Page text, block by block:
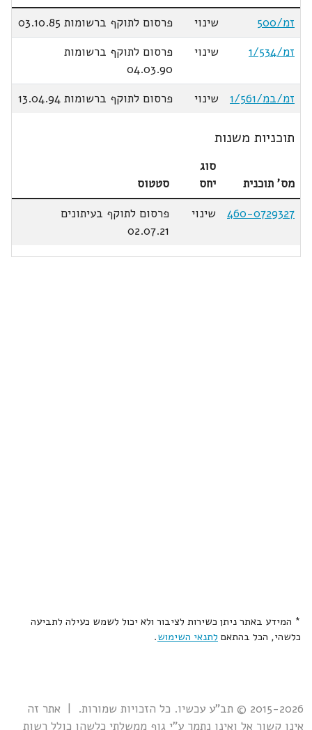
זמ/500
שינוי
פרסום לתוקף ברשומות 03.10.85
זמ/1/534
שינוי
פרסום לתוקף ברשומות
04.03.90
זמ/במ/1/561
שינוי פרסום לתוקף ברשומות 13.04.94
תוכניות משנות
מס' תוכנית
סוג
יחס
סטטוס
460-0729327
שינוי
פרסום לתוקף בעיתונים
02.07.21
* המידע באתר ניתן כשירות לציבור ולא יכול לשמש כעילה לתביעה
כלשהי, הכל בהתאם לתנאי השימוש.
2015-2026 © תב"ע עכשיו. כל הזכויות שמורות. | אתר זה
אינו קשור אל ואינו נתמך ע"י גוף ממשלתי כלשהו כולל רשות